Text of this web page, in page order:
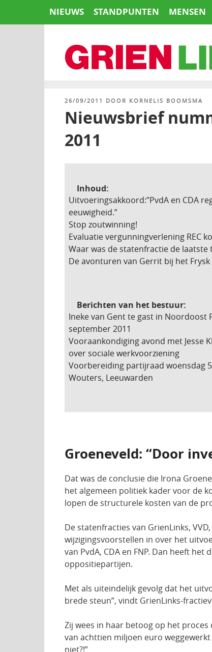
NIEUWS STANDPUNTEN MENSEN
GEPLAATST
26/09/2011 DOOR KORNELIS BOOMSMA
Nieuwsbrief
2011
Inhoud:
Uitvoeringsakkoord:”PvdA en CDA
eeuwigheid.”
Stop zoutwinning!
Evaluatie vergunningverlening REC
Waar was de statenfractie de laatste
De avonturen van Gerrit bij het
Berichten van het bestuur:
Ineke van Gent te gast in Noordoost
september 2011
Vooraankondiging avond met Jesse
over sociale werkvoorziening
Voorbereiding partijraad woensdag
Wouters, Leeuwarden
Groeneveld: “Door
Dat was de conclusie die Irona
het algemeen politiek kader voor de
lopen de structurele kosten van de
De statenfracties van GrienLinks,
wijzigingsvoorstellen in over het
van PvdA, CDA en FNP. Dan heeft
oppositiepartijen.
Met als uiteindelijk gevolg dat het
brede steun”, vindt GrienLinks-
Zij wees in haar betoog op het
van achttien miljoen euro
niet?!”